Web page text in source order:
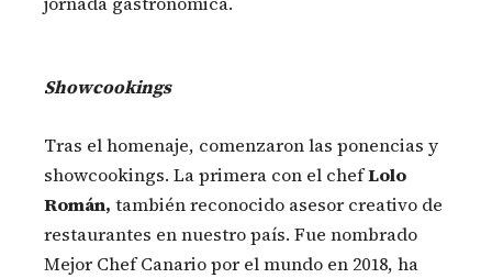
Showcookings
Tras el homenaje, comenzaron las ponencias y
showcookings. La primera con el chefLolo
Román, también reconocido asesor creativo de
restaurantes en nuestro país. Fue nombrado
Mejor Chef Canario por el mundo en 2018, ha